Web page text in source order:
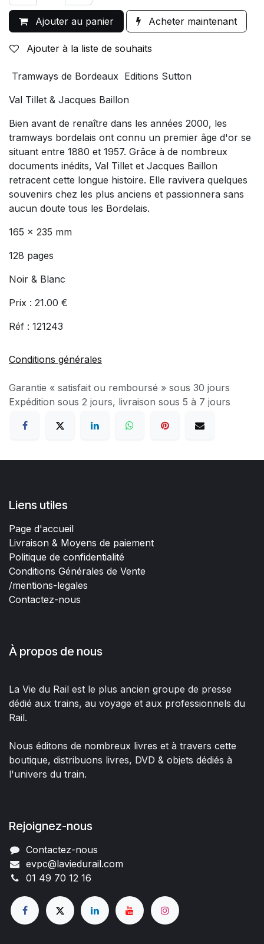
Ajouter au panier Acheter maintenant
Ajouter à la liste de souhaits
Tramways de Bordeaux Editions Sutton
Val Tillet & Jacques Baillon
Bien avant de renaître dans les années 2000, les
tramways bordelais ont connu un premier âge d'or se
situant entre 1880 et 1957. Grâce à de nombreux
documents inédits, Val Tillet et Jacques Baillon
retracent cette longue histoire. Elle ravivera quelques
souvenirs chez les plus anciens et passionnera sans
aucun doute tous les Bordelais.
165 x 235 mm
128 pages
Noir & Blanc
Prix : 21.00 €
Réf : 121243
Conditions générales
Garantie « satisfait ou remboursé » sous 30 jours
Expédition sous 2 jours, livraison sous 5 à 7 jours
Liens utiles
Page d'accueil
Livraison & Moyens de paiement
Politique de confidentialité
Conditions Générales de Vente
/mentions-legales
Contactez-nous
À propos de nous
La Vie du Rail est le plus ancien groupe de presse
dédié aux trains, au voyage et aux professionnels du
Rail.
Nous éditons de nombreux livres et à travers cette
boutique, distribuons livres, DVD & objets dédiés à
l'univers du train.
Rejoignez-nous
Contactez-nous
evpc@laviedurail.com
01 49 70 12 16